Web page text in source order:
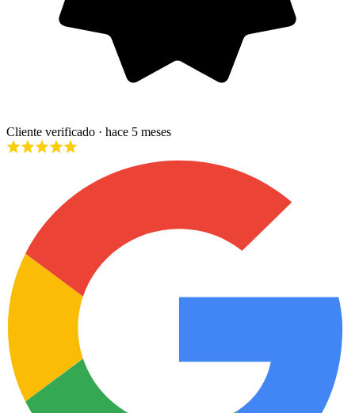
Cliente verificado · hace 5 meses